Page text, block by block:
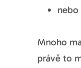
nebo
Mnoho
právě to